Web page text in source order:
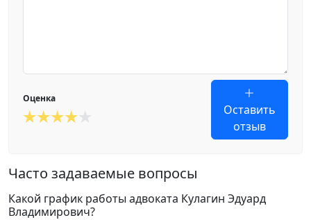
Оценка
Оставить
отзыв
Часто задаваемые вопросы
Какой график работы адвоката Кулагин Эдуард
Владимирович?